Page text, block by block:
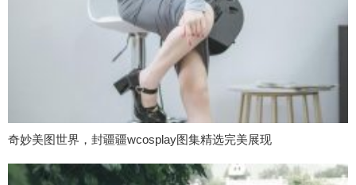
奇妙美图世界，封疆疆wcosplay图集精选完美展现